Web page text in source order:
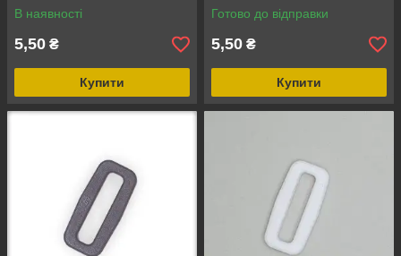
В наявності
5,50 ₴
Купити
Готово до відправки
5,50 ₴
Купити